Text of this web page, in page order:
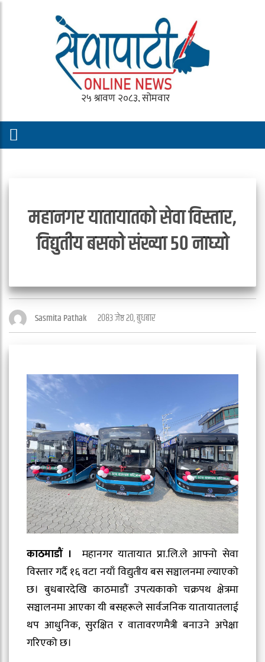
महानगर यातायातको सेवा विस्तार,
विद्युतीय बसको संख्या ५० नाघ्यो
Sasmita Pathak २०८३ जेष्ठ २०, बुधबार
काठमाडौं । महानगर यातायात प्रा.लि.ले आफ्नो सेवा
विस्तार गर्दै १६ वटा नयाँ विद्युतीय बस सञ्चालनमा ल्याएको
छ। बुधबारदेखि काठमाडौं उपत्यकाको चक्रपथ क्षेत्रमा
सञ्चालनमा आएका यी बसहरूले सार्वजनिक यातायातलाई
थप आधुनिक, सुरक्षित र वातावरणमैत्री बनाउने अपेक्षा
गरिएको छ।